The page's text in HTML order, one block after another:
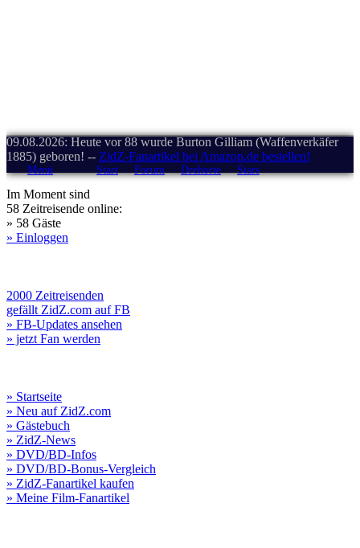
09.08.2026: Heute vor 88 wurde Burton Gilliam (Waffenverkäfer
1885) geboren! -- ZidZ-Fanartikel bei Amazon.de bestellen!
Menü Start Forum Drehorte Stars
Im Moment sind
58 Zeitreisende online:
» 58 Gäste
» Einloggen
2000 Zeitreisenden
gefällt ZidZ.com auf FB
» FB-Updates ansehen
» jetzt Fan werden
» Startseite
» Neu auf ZidZ.com
» Gästebuch
» ZidZ-News
» DVD/BD-Infos
» DVD/BD-Bonus-Vergleich
» ZidZ-Fanartikel kaufen
» Meine Film-Fanartikel